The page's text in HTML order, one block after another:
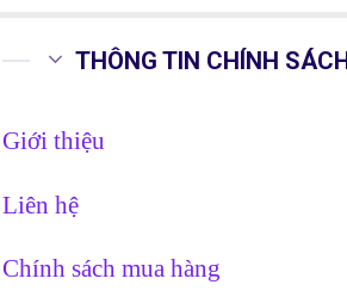
THÔNG TIN CHÍNH
Giới thiệu
Liên hệ
Chính sách mua hàng